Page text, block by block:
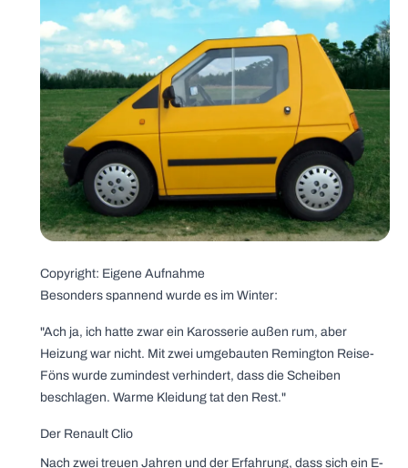
Copyright: Eigene Aufnahme
Besonders spannend wurde es im Winter:
"Ach ja, ich hatte zwar ein Karosserie außen rum, aber
Heizung war nicht. Mit zwei umgebauten Remington Reise-
Föns wurde zumindest verhindert, dass die Scheiben
beschlagen. Warme Kleidung tat den Rest."
Der Renault Clio
Nach zwei treuen Jahren und der Erfahrung, dass sich ein E-